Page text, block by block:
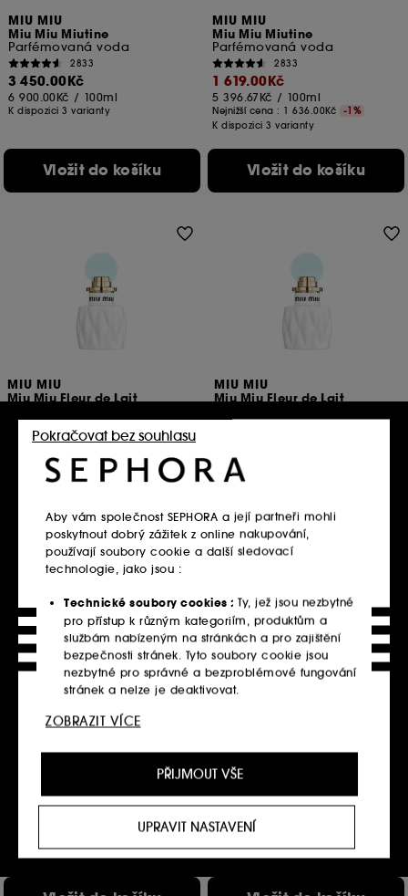
MIU MIU
Miu Miu Miutine
Parfémovaná voda
2833
3 450.00Kč
6 900.00Kč / 100ml
K dispozici 3 varianty
Vložit do košíku
MIU MIU
Miu Miu Miutine
Parfémovaná voda
2833
1 619.00Kč
5 396.67Kč / 100ml
Nejnižší cena : 1 636.00Kč
-1%
K dispozici 3 varianty
Vložit do košíku
MIU MIU
Miu Miu Fleur de Lait
2486
1 912.00Kč
Nejnižší cena :2 390.00Kč -20%
6 373.33Kč /100ml
Vložit do košíku
MIU MIU
Miu Miu Fleur de Lait
Nejnižší cena :
6 373.33Kč
Vložit do košíku
MIU MIU
2 990.00Kč
MIU MIU
Miu Miu L'Eau Rosee
Parfémovaná voda
4 190.00Kč
4 190.00Kč
Aby vám společnost SEPHORA a její partneři mohli
poskytnout dobrý zážitek z online nakupování,
používají soubory cookie a další sledovací
technologie, jako jsou :
Technické soubory cookies : Ty, jež jsou nezbytné
pro přístup k různým kategoriím, produktům a
službám nabízeným na stránkách a pro zajištění
bezpečnosti stránek. Tyto soubory cookie jsou
nezbytné pro správné a bezproblémové fungování
stránek a nelze je deaktivovat.
Personalizační soubory cookie :
obsahu, které nejlépe vyhovují vašim preferencím,
a abychom vám poskytli nabídky přizpůsobené
vašemu profilu.
Sociální sítě a reklamní soubory cookie :Používají
se k zobrazení obsahu, který by se vám mohl líbit,
prostřednictvím reklam, a to i na webových
PŘIJMOUT VŠE
Pokračovat bez souhlasu
UPRAVIT NASTAVENÍ
ZOBRAZIT VÍCE